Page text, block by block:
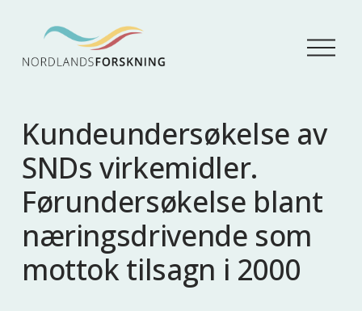
Å
p
e
Kundeundersøkelse av
SNDs virkemidler.
Førundersøkelse blant
næringsdrivende som
mottok tilsagn i 2000